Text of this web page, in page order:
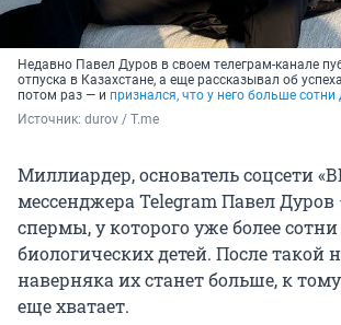
Недавно Павел Дуров в своем телеграм-канале
отпуска в Казахстане, а еще рассказывал об
потом раз — и признался, что у него больше сотни
Источник: durov / T.me
Миллиардер, основатель соцсети
мессенджера Telegram Павел
спермы, у которого уже более сотни
биологических детей. После такой
наверняка их станет больше, к
еще хватает.